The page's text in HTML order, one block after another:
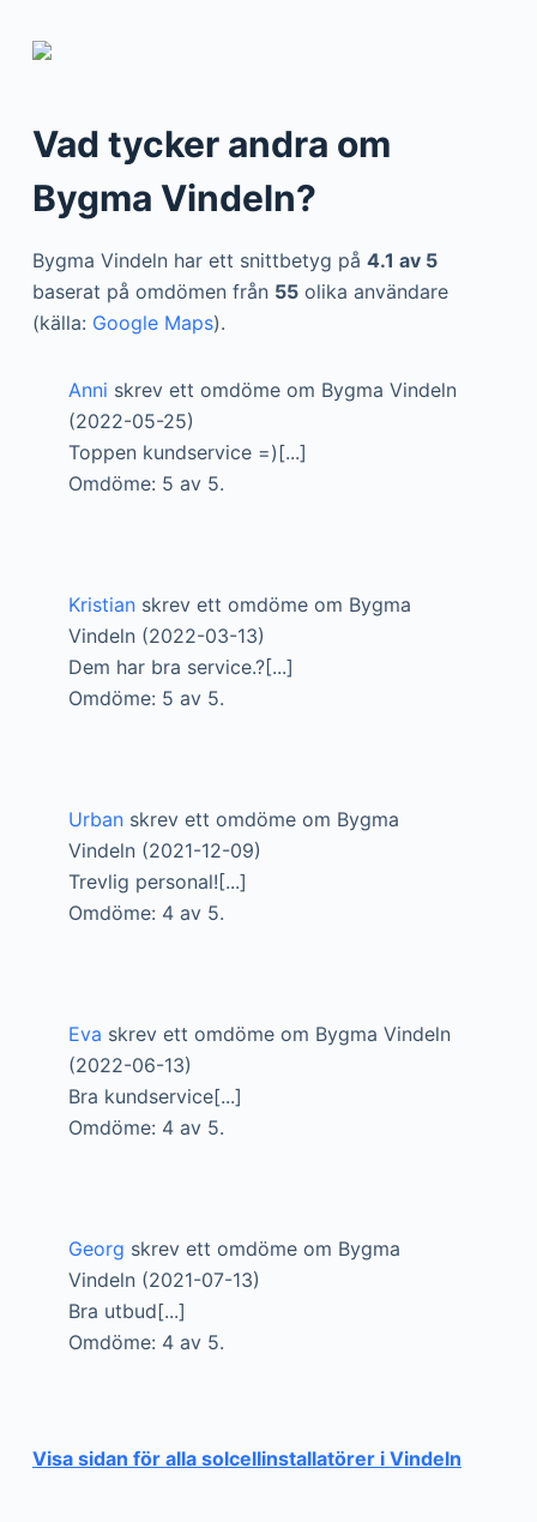
Vad tycker andra om
Bygma Vindeln?
Bygma Vindeln har ett snittbetyg på 4.1 av 5
baserat på omdömen från 55olika användare
(källa: Google Maps).
Anni skrev ett omdöme om Bygma Vindeln
(2022-05-25)
Toppen kundservice =)[...]
Omdöme: 5 av 5.
Kristianskrev ett omdöme om Bygma
Vindeln (2022-03-13)
Dem har bra service.?[...]
Omdöme: 5 av 5.
Urbanskrev ett omdöme om Bygma
Vindeln (2021-12-09)
Trevlig personal![...]
Omdöme: 4 av 5.
Eva skrev ett omdöme om Bygma Vindeln
(2022-06-13)
Bra kundservice[...]
Omdöme: 4 av 5.
Georg skrev ett omdöme om Bygma
Vindeln (2021-07-13)
Bra utbud[...]
Omdöme: 4 av 5.
Visa sidan för alla solcellinstallatörer i Vindeln